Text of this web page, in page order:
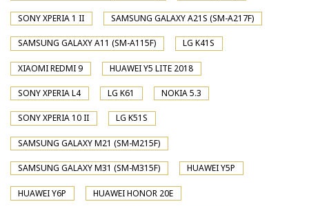
SONY XPERIA 1 II SAMSUNG GALAXY A21S (SM-A217F)
SAMSUNG GALAXY A11 (SM-A115F) LG K41S
XIAOMI REDMI 9 HUAWEI Y5 LITE 2018
SONY XPERIA L4 LG K61 NOKIA 5.3
SONY XPERIA 10 II LG K51S
SAMSUNG GALAXY M21 (SM-M215F)
SAMSUNG GALAXY M31 (SM-M315F) HUAWEI Y5P
HUAWEI Y6P HUAWEI HONOR 20E